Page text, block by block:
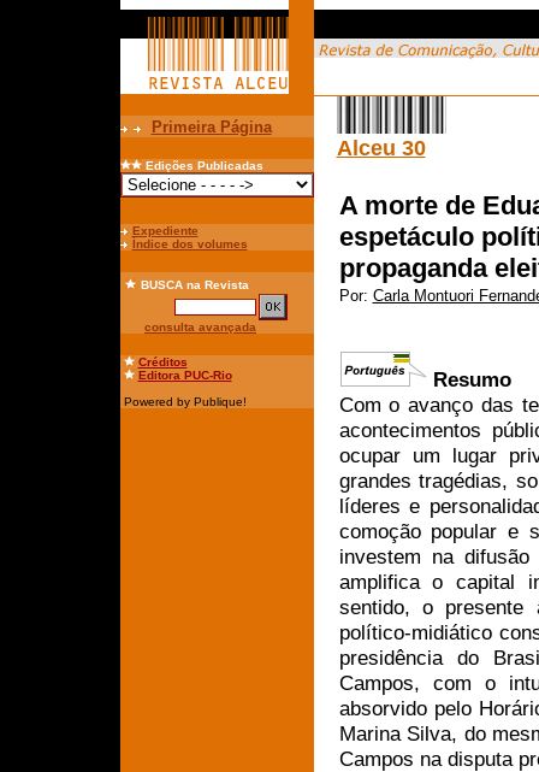
Primeira Página
Edições Publicadas
Expediente
Índice dos volumes
BUSCAna Revista
consulta avançada
Créditos
Editora PUC-Rio
Powered by Publique!
Alceu 30
A morte de
espetáculo
propaganda
Por: Carla Montuori
Resumo
Com o avanço das
acontecimentos
ocupar um lugar
grandes tragédias,
líderes e
comoção popular e
investem na
amplifica o capital
sentido, o presente
político-midiático
presidência do
Campos, com o
absorvido pelo
Marina Silva, do
Campos na disputa